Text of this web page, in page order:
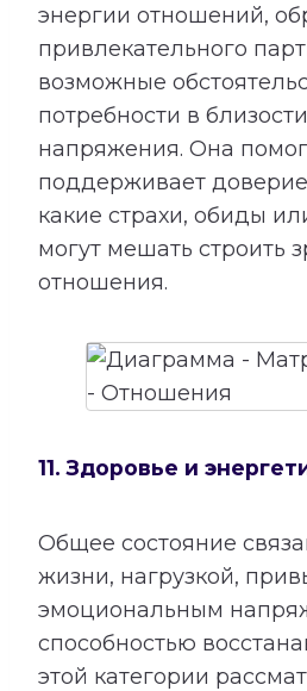
энергии отношений,
привлекательного
возможные
потребности в
напряжения. Она
поддерживает
какие страхи, обиды
могут мешать строить
отношения.
11. Здоровье и
Общее состояние
жизни, нагрузкой,
эмоциональным
способностью
этой категории